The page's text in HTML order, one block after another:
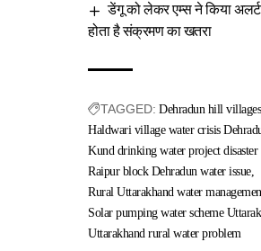
डेंगू को लेकर एम्स ने किया अलर्ट,
होता है संक्रमण का खतरा
TAGGED: Dehradun hill
Haldwari village water crisis
Kund drinking water project disaster
Raipur block Dehradun water issue
Rural Uttarakhand water
Solar pumping water scheme
Uttarakhand rural water problem